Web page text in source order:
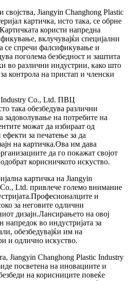
Jiangyin Changhong Plastic
картичка, исто така, се обрне
користи напредна
вклучувајќи специјални
се спречи фалсификување и
поголема безбедност и заштита
во различни индустрии, како што
контрола на пристап и членски
Industry Co., Ltd. ПВЦ
така обезбедува различни
задоволување на потребите на
можат да избираат од
за печатење за да
на картичка.Ова им дава
да го покажат својот
корисничкото искуство.
картичка на Jiangyin
Ltd. привлече големо внимание
и
за неговите одлични
дизајн.Лансирањето на овој
напредок во индустријата за
обезбедувајќи им на
и одлично искуство.
Jiangyin Changhong Plastic Industry
посветена на иновациите и
на корисниците повеќе